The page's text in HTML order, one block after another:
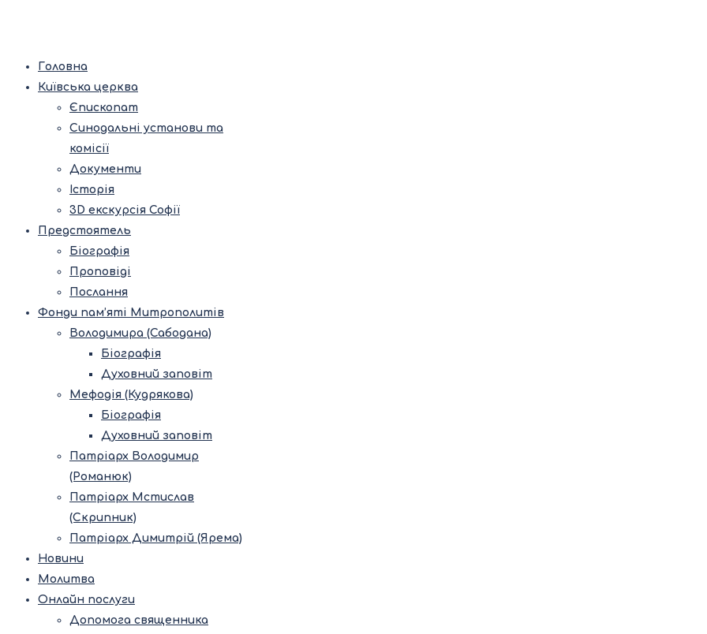
Головна
Київська церква
Єпископат
Синодальні установи та
комісії
Документи
Історія
3D екскурсія Софії
Предстоятель
Біографія
Проповіді
Послання
Фонди пам’яті Митрополитів
Володимира (Сабодана)
Біографія
Духовний заповіт
Мефодія (Кудрякова)
Біографія
Духовний заповіт
Патріарх Володимир
(Романюк)
Патріарх Мстислав
(Скрипник)
Патріарх Димитрій (Ярема)
Новини
Молитва
Онлайн послуги
Допомога священника